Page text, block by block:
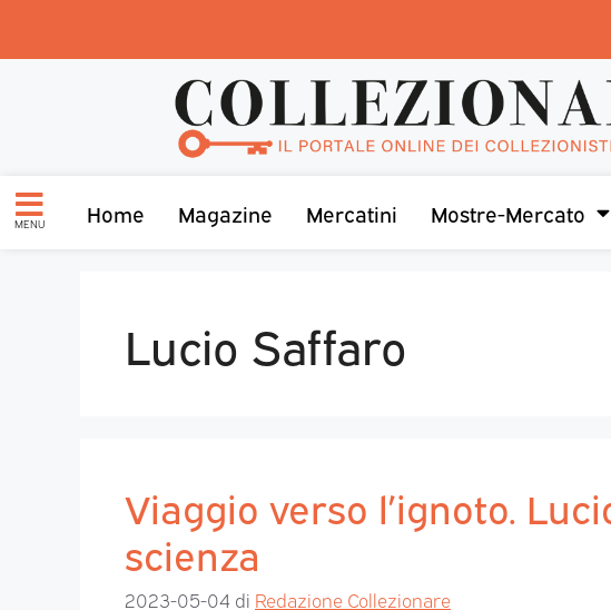
MENU Home Magazine Mercatini Mostre-Mercato
Lucio Saffaro
Viaggio verso l’ignoto.
scienza
2023-05-04 di Redazione Collezionare